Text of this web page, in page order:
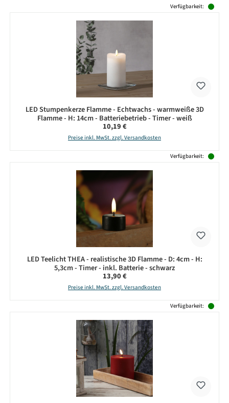
Verfügbarkeit:
LED Stumpenkerze Flamme - Echtwachs - warmweiße 3D
Flamme - H: 14cm - Batteriebetrieb - Timer - weiß
Regulärer Preis:
10,19 €
Preise inkl. MwSt. zzgl. Versandkosten
Verfügbarkeit:
LED Teelicht THEA - realistische 3D Flamme - D: 4cm - H:
5,3cm - Timer - inkl. Batterie - schwarz
Regulärer Preis:
13,90 €
Preise inkl. MwSt. zzgl. Versandkosten
Verfügbarkeit: